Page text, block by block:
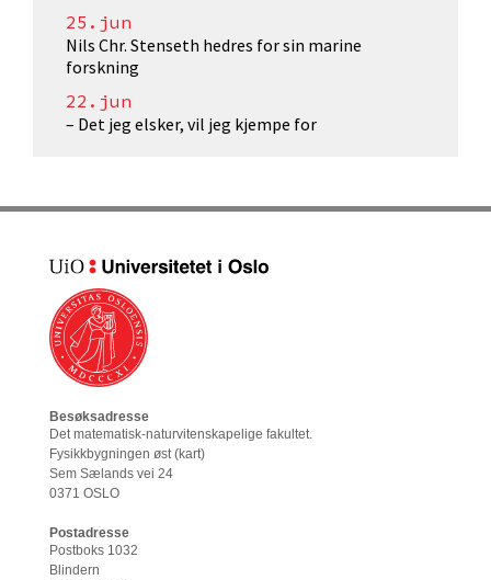
25.jun
Nils Chr. Stenseth hedres for sin marine
forskning
22.jun
– Det jeg elsker, vil jeg kjempe for
Besøksadresse
Det matematisk-naturvitenskapelige fakultet.
Fysikkbygningen øst (kart)
Sem Sælands vei 24
0371 OSLO
Postadresse
Postboks 1032
Blindern